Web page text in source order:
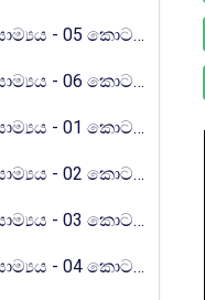
ගුරුගෙදර රේඩියෝ පාඩම් මාලාව)
ගුරුගෙදර රේඩියෝ පාඩම් මාලාව)
ගුරුගෙදර රේඩියෝ පාඩම් මාලාව)
ගුරුගෙදර රේඩියෝ පාඩම් මාලාව)
ගුරුගෙදර රේඩියෝ පාඩම් මාලාව)
ගුරුගෙදර රේඩියෝ පාඩම් මාලාව)